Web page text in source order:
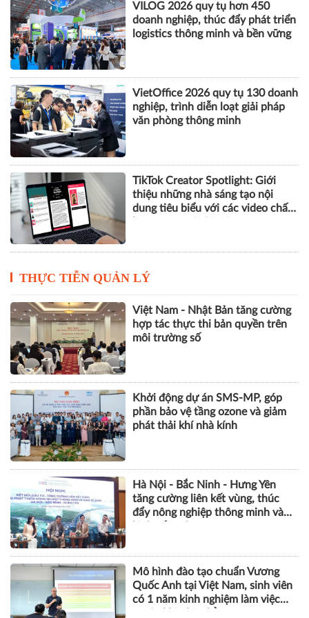
VILOG 2026 quy tụ hơn 450
doanh nghiệp, thúc đẩy phát triển
logistics thông minh và bền vững
VietOffice 2026 quy tụ 130 doanh
nghiệp, trình diễn loạt giải pháp
văn phòng thông minh
TikTok Creator Spotlight: Giới
thiệu những nhà sáng tạo nội
dung tiêu biểu với các video chất
THỰC TIỄN QUẢN LÝ
Việt Nam - Nhật Bản tăng cường
hợp tác thực thi bản quyền trên
môi trường số
Khởi động dự án SMS-MP, góp
phần bảo vệ tầng ozone và giảm
phát thải khí nhà kính
Hà Nội - Bắc Ninh - Hưng Yên
tăng cường liên kết vùng, thúc
đẩy nông nghiệp thông minh và
Mô hình đào tạo chuẩn Vương
Quốc Anh tại Việt Nam, sinh viên
có 1 năm kinh nghiệm làm việc